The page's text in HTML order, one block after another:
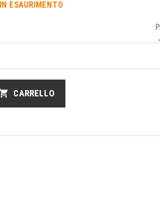
IN ESAURIMENTO
CARRELLO